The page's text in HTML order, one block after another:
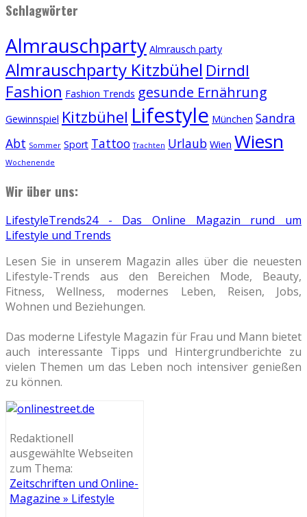
Schlagwörter
Almrauschparty Almrausch party
Almrauschparty Kitzbühel Dirndl
Fashion Fashion Trends gesunde Ernährung
Gewinnspiel Kitzbühel Lifestyle München Sandra
Abt Sommer Sport Tattoo Trachten Urlaub Wien Wiesn
Wochenende
Wir über uns:
LifestyleTrends24 - Das Online Magazin rund um
Lifestyle und Trends
Lesen Sie in unserem Magazin alles über die neuesten
Lifestyle-Trends aus den Bereichen Mode, Beauty,
Fitness, Wellness, modernes Leben, Reisen, Jobs,
Wohnen und Beziehungen.
Das moderne Lifestyle Magazin für Frau und Mann bietet
auch interessante Tipps und Hintergrundberichte zu
vielen Themen um das Leben noch intensiver genießen
zu können.
Redaktionell
ausgewählte Webseiten
zum Thema:
Zeitschriften und Online-
Magazine » Lifestyle